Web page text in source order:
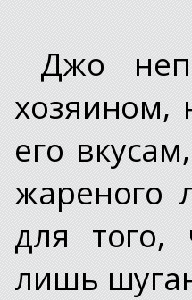
Джо
хозяином,
его
жареного
для того,
лишь